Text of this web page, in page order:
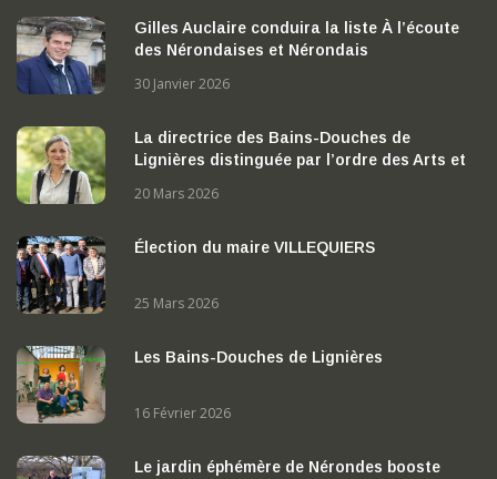
Gilles Auclaire conduira la liste À l’écoute
des Nérondaises et Nérondais
30 Janvier 2026
La directrice des Bains-Douches de
Lignières distinguée par l’ordre des Arts et
20 Mars 2026
Élection du maire VILLEQUIERS
25 Mars 2026
Les Bains-Douches de Lignières
16 Février 2026
Le jardin éphémère de Nérondes booste